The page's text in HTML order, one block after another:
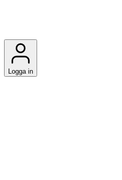
Logga in